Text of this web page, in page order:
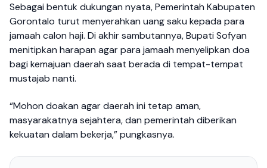
Sebagai bentuk dukungan nyata, Pemerintah Kabupaten
Gorontalo turut menyerahkan uang saku kepada para
jamaah calon haji. Di akhir sambutannya, Bupati Sofyan
menitipkan harapan agar para jamaah menyelipkan doa
bagi kemajuan daerah saat berada di tempat-tempat
mustajab nanti.
“Mohon doakan agar daerah ini tetap aman,
masyarakatnya sejahtera, dan pemerintah diberikan
kekuatan dalam bekerja,” pungkasnya.